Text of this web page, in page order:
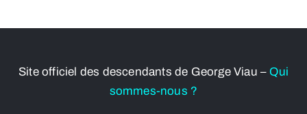
Site officiel des descendants de George Viau – Qui
sommes-nous ?